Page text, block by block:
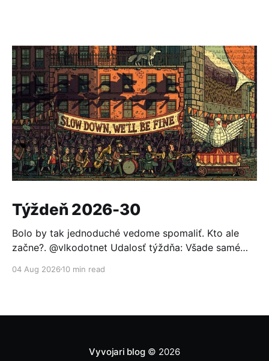
Týždeň 2026-30
Bolo by tak jednoduché vedome spomaliť. Kto ale
začne?. @vlkodotnet Udalosť týždňa: Všade samé
nabúrala do Hugging Face a ten sa nevedel brániť
bolo založenie aliancie za
04 Aug 2026 10 min read
Vyvojari blog© 2026